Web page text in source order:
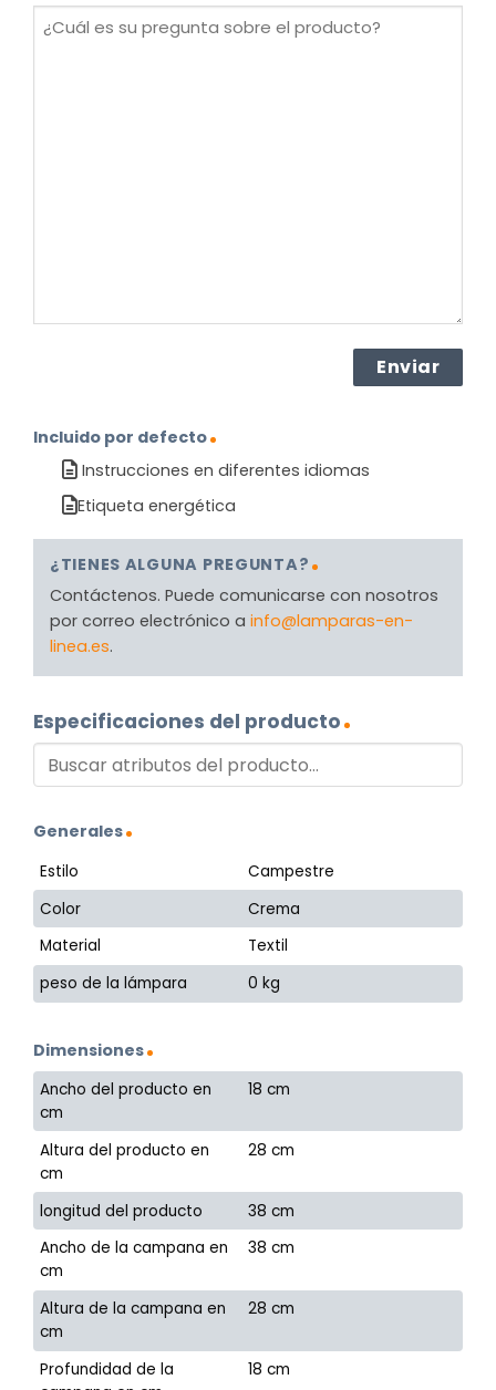
¿Cuál
Incluido por defecto
Instrucciones en diferentes idiomas
Etiqueta energética
¿TIENES ALGUNA PREGUNTA?
Contáctenos. Puede comunicarse con nosotros
por correo electrónico a info@lamparas-en-
linea.es.
Especificaciones del producto
Generales
Estilo
Campestre
Color
Crema
Material
Textil
peso de la lámpara
0 kg
Dimensiones
Ancho del producto en
cm
18 cm
Altura del producto en
cm
28 cm
longitud del producto
38 cm
Ancho de la campana en
cm
38 cm
Altura de la campana en
cm
28 cm
Profundidad de la
18 cm